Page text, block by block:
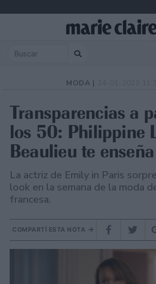
MODA |
Transparencias a
los 50: Philippine
Beaulieu te
La actriz de Emily in Paris
look en la semana de la moda
francesa.
COMPARTÍ ESTA NOTA